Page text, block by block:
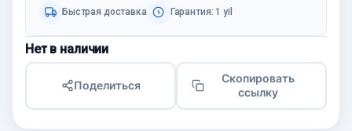
Быстрая доставка Гарантия: 1 yil
Нет в наличии
Поделиться
Скопировать
ссылку